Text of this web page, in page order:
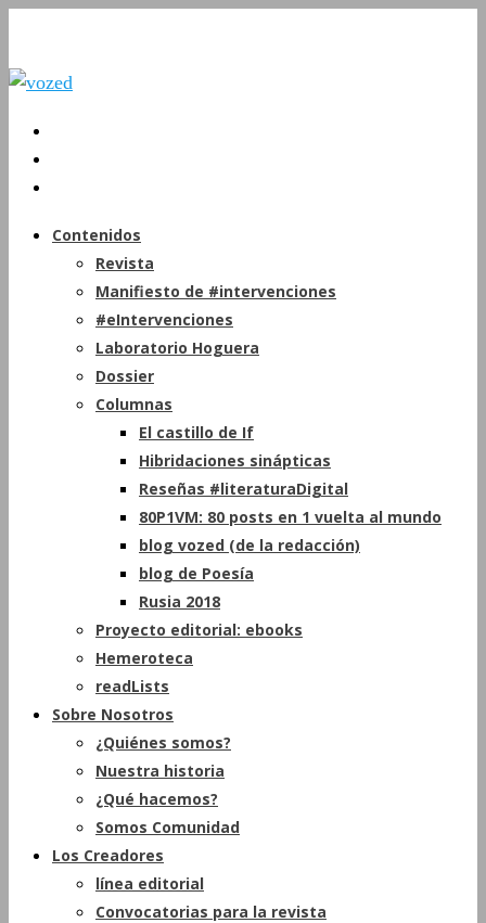
Contenidos
Revista
Manifiesto de #intervenciones
#eIntervenciones
Laboratorio Hoguera
Dossier
Columnas
El castillo de If
Hibridaciones sinápticas
Reseñas #literaturaDigital
80P1VM: 80 posts en 1 vuelta al mundo
blog vozed (de la redacción)
blog de Poesía
Rusia 2018
Proyecto editorial: ebooks
Hemeroteca
readLists
Sobre Nosotros
¿Quiénes somos?
Nuestra historia
¿Qué hacemos?
Somos Comunidad
Los Creadores
línea editorial
Convocatorias para la revista